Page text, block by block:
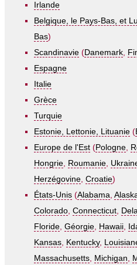
Irlande
Belgique, le Pays-Bas, et
Bas)
Scandinavie (Danemark,
Espagne
Italie
Grèce
Turquie
Estonie, Lettonie, Lituanie (
Europe de l'Est (Pologne,
Hongrie, Roumanie,
Herzégovine, Croatie)
États-Unis (Alabama,
Colorado, Connecticut,
Floride, Géorgie, Hawaii,
Kansas, Kentucky,
Massachusetts, Michigan,